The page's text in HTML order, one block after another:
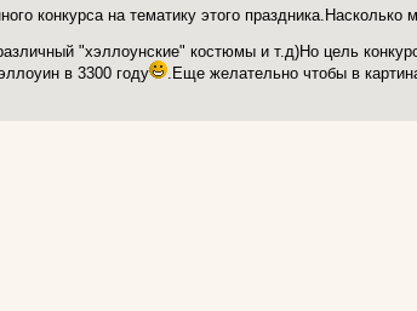
конкурса на тематику этого праздника.Насколько
"хэллоунские" костюмы и т.д)Но цель
в 3300 году
.Еще желательно чтобы в